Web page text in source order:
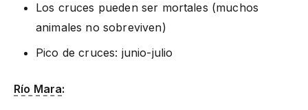
Los cruces pueden ser mortales (muchos
animales no sobreviven)
Pico de cruces: junio-julio
Río Mara: